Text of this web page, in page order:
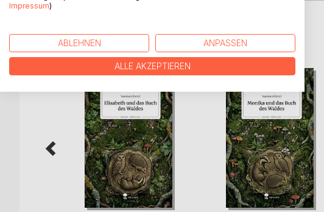
WEITERE TITEL BEIBoD
Impressum)
ABLEHNEN ANPASSEN
ALLE AKZEPTIEREN